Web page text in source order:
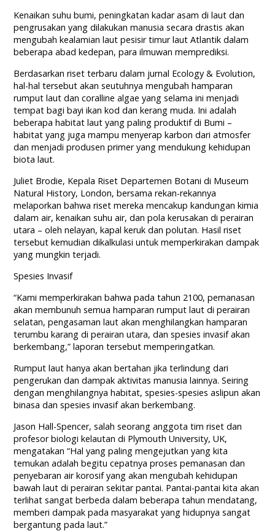
Kenaikan suhu bumi, peningkatan kadar asam di laut dan
pengrusakan yang dilakukan manusia secara drastis akan
mengubah kealamian laut pesisir timur laut Atlantik dalam
beberapa abad kedepan, para ilmuwan memprediksi.
Berdasarkan riset terbaru dalam jurnal Ecology & Evolution,
hal-hal tersebut akan seutuhnya mengubah hamparan
rumput laut dan coralline algae yang selama ini menjadi
tempat bagi bayi ikan kod dan kerang muda. Ini adalah
beberapa habitat laut yang paling produktif di Bumi –
habitat yang juga mampu menyerap karbon dari atmosfer
dan menjadi produsen primer yang mendukung kehidupan
biota laut.
Juliet Brodie, Kepala Riset Departemen Botani di Museum
Natural History, London, bersama rekan-rekannya
melaporkan bahwa riset mereka mencakup kandungan kimia
dalam air, kenaikan suhu air, dan pola kerusakan di perairan
utara – oleh nelayan, kapal keruk dan polutan. Hasil riset
tersebut kemudian dikalkulasi untuk memperkirakan dampak
yang mungkin terjadi.
Spesies Invasif
“Kami memperkirakan bahwa pada tahun 2100, pemanasan
akan membunuh semua hamparan rumput laut di perairan
selatan, pengasaman laut akan menghilangkan hamparan
terumbu karang di perairan utara, dan spesies invasif akan
berkembang,” laporan tersebut memperingatkan.
Rumput laut hanya akan bertahan jika terlindung dari
pengerukan dan dampak aktivitas manusia lainnya. Seiring
dengan menghilangnya habitat, spesies-spesies aslipun akan
binasa dan spesies invasif akan berkembang.
Jason Hall-Spencer, salah seorang anggota tim riset dan
profesor biologi kelautan di Plymouth University, UK,
mengatakan “Hal yang paling mengejutkan yang kita
temukan adalah begitu cepatnya proses pemanasan dan
penyebaran air korosif yang akan mengubah kehidupan
bawah laut di perairan sekitar pantai. Pantai-pantai kita akan
terlihat sangat berbeda dalam beberapa tahun mendatang,
memberi dampak pada masyarakat yang hidupnya sangat
bergantung pada laut.”